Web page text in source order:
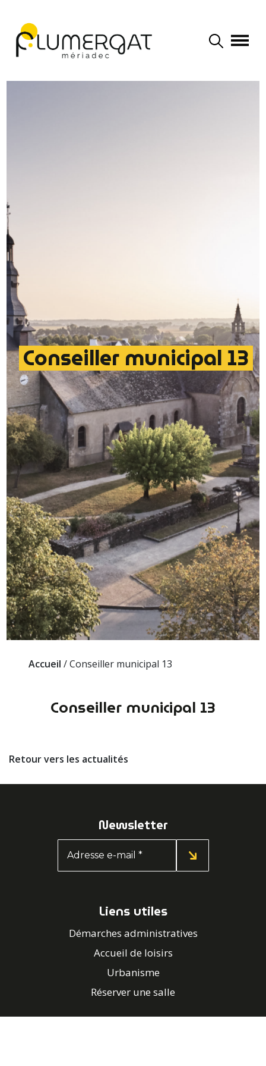
Navigation principale
Conseiller municipal 13
Accueil /Conseiller municipal 13
Conseiller municipal 13
Retour vers les actualités
Newsletter
Liens utiles
Démarches administratives
Accueil de loisirs
Urbanisme
Réserver une salle